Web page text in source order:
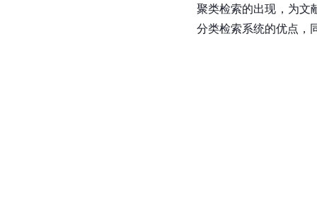
聚类检索的出现，为文
分类检索系统的优点，